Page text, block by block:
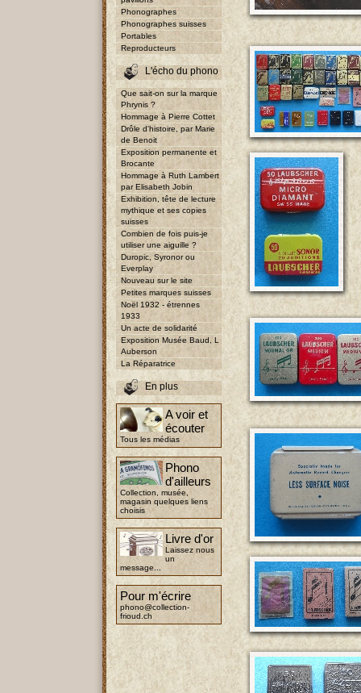
Phonographes
Phonographes suisses
Portables
Reproducteurs
L'écho du phono
Que sait-on sur la marque
Phrynis ?
Hommage à Pierre Cottet
Drôle d'histoire, par Marie
de Benoit
Exposition permanente et
Brocante
Hommage à Ruth Lambert
par Elisabeth Jobin
Exhibition, tête de lecture
mythique et ses copies
suisses
Combien de fois puis-je
utiliser une aiguille ?
Duropic, Syronor ou
Everplay
Nouveau sur le site
Petites marques suisses
Noël 1932 - étrennes
1933
Un acte de solidarité
Exposition Musée Baud, L
Auberson
La Réparatrice
En plus
A voir et
écouter
Tous les médias
Phono
d'ailleurs
Collection, musée,
magasin quelques liens
choisis
Livre d'or
Laissez nous
un
message...
Pour m'écrire
phono@collection-
frioud.ch